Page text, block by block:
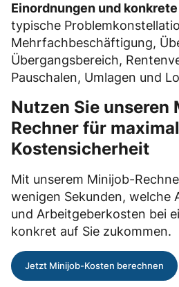
Einordnungen und
typische
Mehrfachbeschäftigung,
Übergangsbereich,
Pauschalen, Umlagen und
Nutzen Sie unseren
Rechner für
Kostensicherheit
Mit unserem Minijob-
wenigen Sekunden, welche
und Arbeitgeberkosten bei
konkret auf Sie zukommen.
Jetzt Minijob-Kosten berechnen